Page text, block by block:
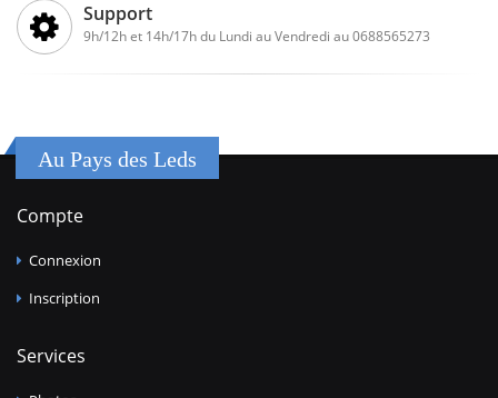
Support
9h/12h et 14h/17h du Lundi au Vendredi au 0688565273
Au Pays des Leds
Compte
Connexion
Inscription
Services